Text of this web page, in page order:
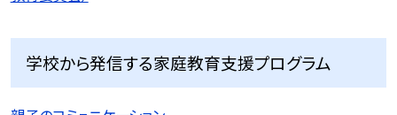
学校から発信する家庭教育支援プログラム